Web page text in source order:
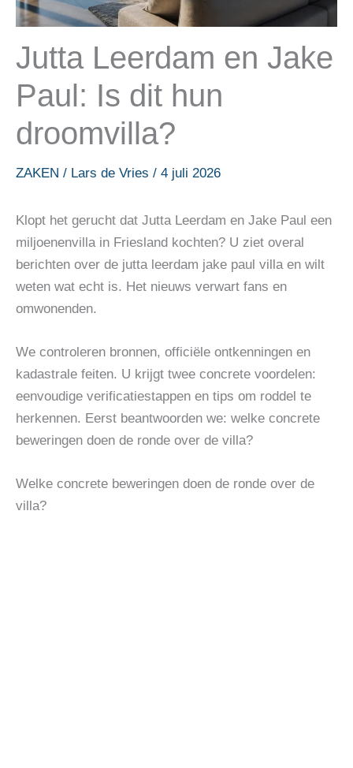
Jutta Leerdam en Jake
Paul: Is dit hun
droomvilla?
ZAKEN / Lars de Vries / 4 juli 2026
Klopt het gerucht dat Jutta Leerdam en Jake Paul een
miljoenenvilla in Friesland kochten? U ziet overal
berichten over de jutta leerdam jake paul villa en wilt
weten wat echt is. Het nieuws verwart fans en
omwonenden.
We controleren bronnen, officiële ontkenningen en
kadastrale feiten. U krijgt twee concrete voordelen:
eenvoudige verificatiestappen en tips om roddel te
herkennen. Eerst beantwoorden we: welke concrete
beweringen doen de ronde over de villa?
Welke concrete beweringen doen de ronde over de
villa?